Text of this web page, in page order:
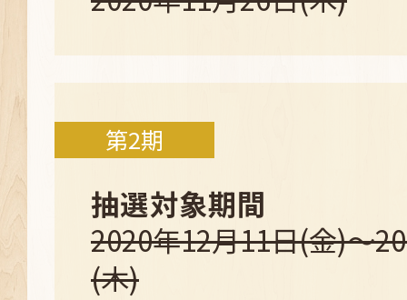
第2期
抽選対象期間
2020年12月11日(金)～
(木)